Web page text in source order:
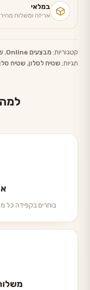
במלאי
אריזה ומשלוח מהיר
קטגוריות:מבצעים Online ,
תגיות:שטיח לסלון, שטיח
בוחרים בקפידה כל